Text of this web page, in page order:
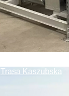
Trasa Kaszubska